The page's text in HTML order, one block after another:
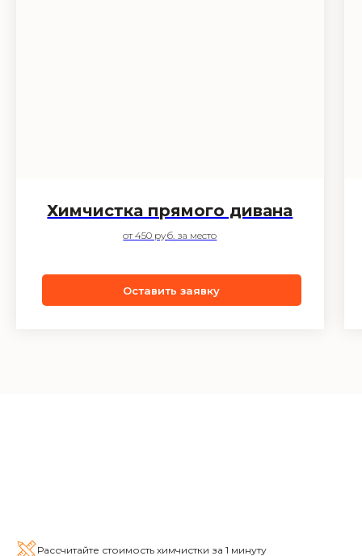
Химчистка прямого дивана
от 450 руб. за место
Оставить заявку
Рассчитайте стоимость химчистки за 1 минуту